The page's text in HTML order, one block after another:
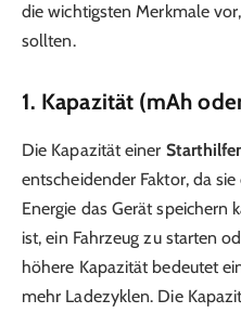
die wichtigsten Merkmale
sollten.
1. Kapazität (mAh
Die Kapazität einer
entscheidender Faktor, da
Energie das Gerät speichern
ist, ein Fahrzeug zu starten
höhere Kapazität bedeutet
mehr Ladezyklen. Die